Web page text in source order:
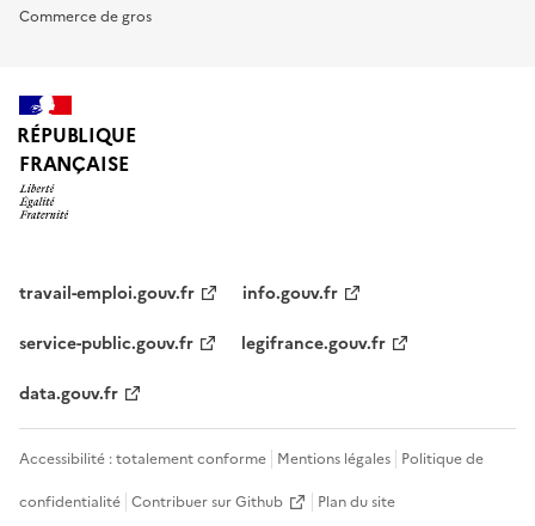
Commerce de gros
RÉPUBLIQUE
FRANÇAISE
travail-emploi.gouv.fr
info.gouv.fr
service-public.gouv.fr
legifrance.gouv.fr
data.gouv.fr
Accessibilité : totalement conforme Mentions légales Politique de
confidentialité Contribuer sur Github Plan du site